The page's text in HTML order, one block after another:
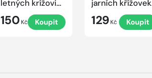
letných krížoviek
s TV JOJ 2026
150 Kč Koupit
jarních křížovek
129 Kč Koupit